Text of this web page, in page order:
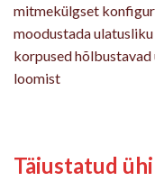
mitmekülgset
moodustada
korpused
loomist
Täiustatud